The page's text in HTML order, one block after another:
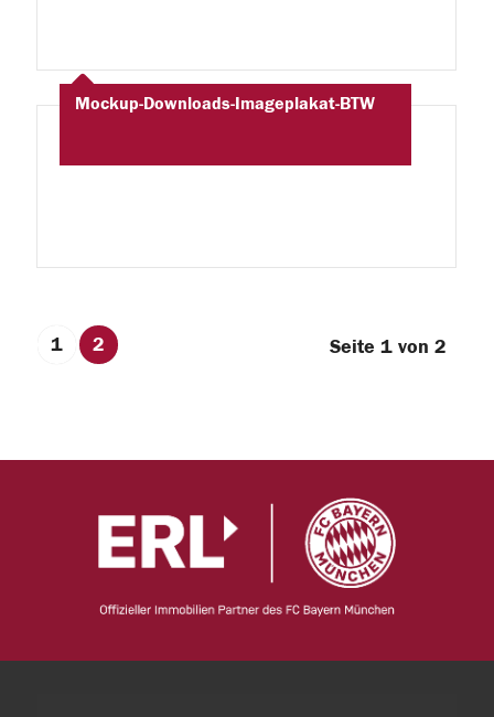
Mockup-Downloads-Imageplakat-BTW
Seite 1 von 2
1 2